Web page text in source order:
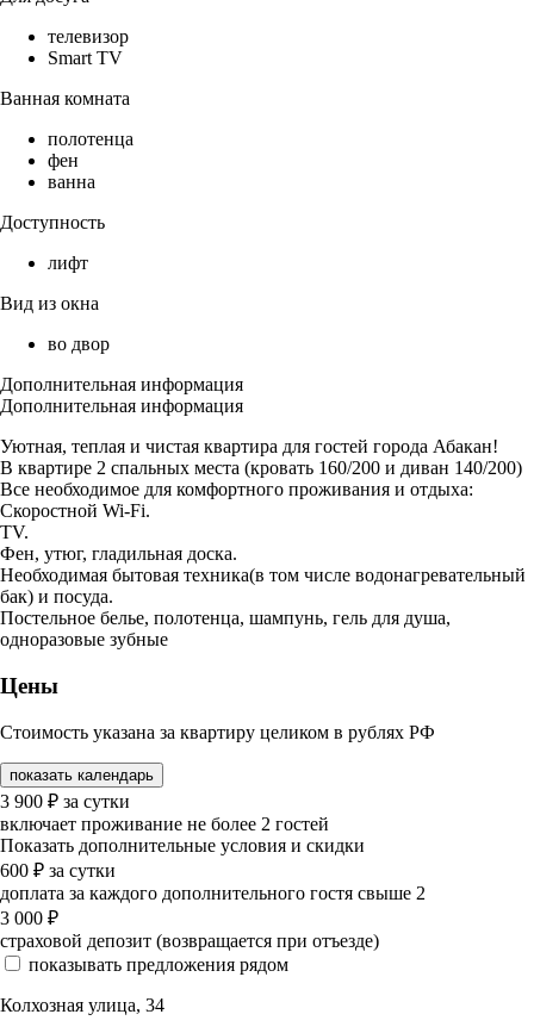
телевизор
Smart TV
Ванная комната
полотенца
фен
ванна
Доступность
лифт
Вид из окна
во двор
Дополнительная информация
Дополнительная информация
Уютная, теплая и чистая квартира для гостей города Абакан!
В квартире 2 спальных места (кровать 160/200 и диван 140/200)
Все необходимое для комфортного проживания и отдыха:
Скоростной Wi-Fi.
TV.
Фен, утюг, гладильная доска.
Необходимая бытовая техника(в том числе водонагревательный
бак) и посуда.
Постельное белье, полотенца, шампунь, гель для душа,
одноразовые зубные
Цены
Стоимость указана за квартиру целиком в рублях РФ
показать календарь
3 900 ₽ за сутки
включает проживание не более 2 гостей
Показать дополнительные условия и скидки
600 ₽ за сутки
доплата за каждого дополнительного гостя свыше 2
3 000 ₽
страховой депозит (возвращается при отъезде)
показывать предложения рядом
Колхозная улица, 34